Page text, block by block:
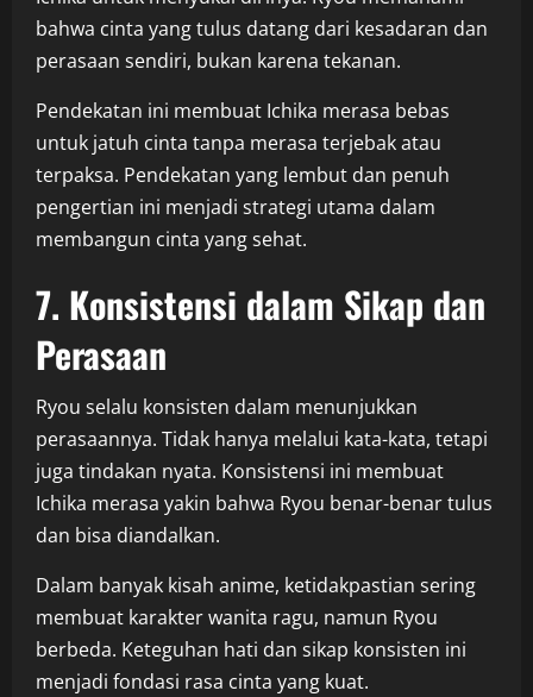
bahwa cinta yang tulus datang dari kesadaran dan
perasaan sendiri, bukan karena tekanan.
Pendekatan ini membuat Ichika merasa bebas
untuk jatuh cinta tanpa merasa terjebak atau
terpaksa. Pendekatan yang lembut dan penuh
pengertian ini menjadi strategi utama dalam
membangun cinta yang sehat.
7. Konsistensi dalam Sikap dan
Perasaan
Ryou selalu konsisten dalam menunjukkan
perasaannya. Tidak hanya melalui kata-kata, tetapi
juga tindakan nyata. Konsistensi ini membuat
Ichika merasa yakin bahwa Ryou benar-benar tulus
dan bisa diandalkan.
Dalam banyak kisah anime, ketidakpastian sering
membuat karakter wanita ragu, namun Ryou
berbeda. Keteguhan hati dan sikap konsisten ini
menjadi fondasi rasa cinta yang kuat.